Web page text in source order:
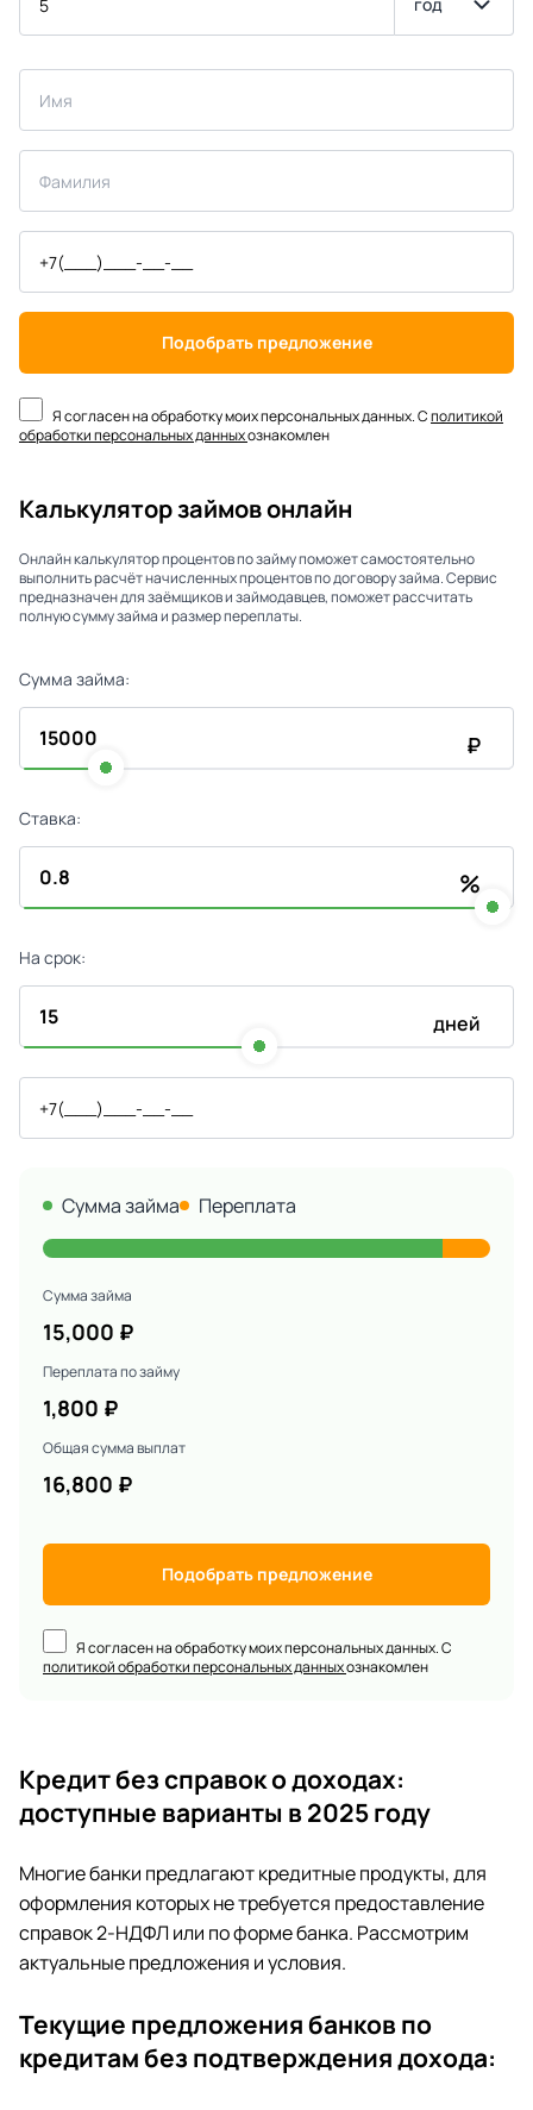
Подобрать предложение
Я согласен на обработку моих персональных данных. Сполитикой
обработки персональных данныхознакомлен
Калькулятор займов онлайн
Онлайн калькулятор процентов по займу поможет самостоятельно
выполнить расчёт начисленных процентов по договору займа. Сервис
предназначен для заёмщиков и займодавцев, поможет рассчитать
полную сумму займа и размер переплаты.
Сумма займа:
₽
Ставка:
%
На срок:
дней
Сумма займа Переплата
Сумма займа
15,000 ₽
Переплата по займу
1,800 ₽
Общая сумма выплат
16,800 ₽
Подобрать предложение
Я согласен на обработку моих персональных данных. С
политикой обработки персональных данныхознакомлен
Кредит без справок о доходах:
доступные варианты в 2025 году
Многие банки предлагают кредитные продукты, для
оформления которых не требуется предоставление
справок 2-НДФЛ или по форме банка. Рассмотрим
актуальные предложения и условия.
Текущие предложения банков по
кредитам без подтверждения дохода: